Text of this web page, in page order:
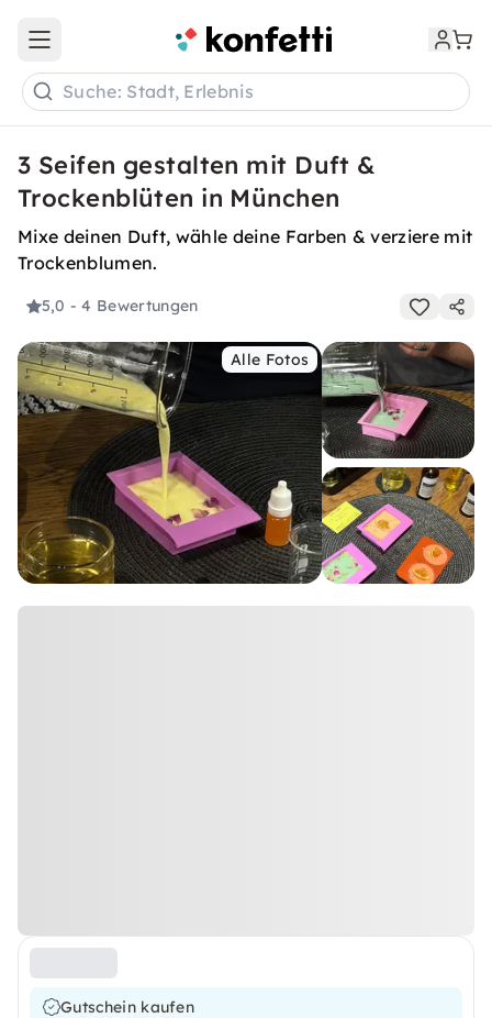
Open main menu
Suche: Stadt, Erlebnis
3 Seifen gestalten mit Duft &
Trockenblüten in München
Mixe deinen Duft, wähle deine Farben & verziere mit
Trockenblumen.
5,0 - 4 Bewertungen
Alle Fotos
Gutschein kaufen